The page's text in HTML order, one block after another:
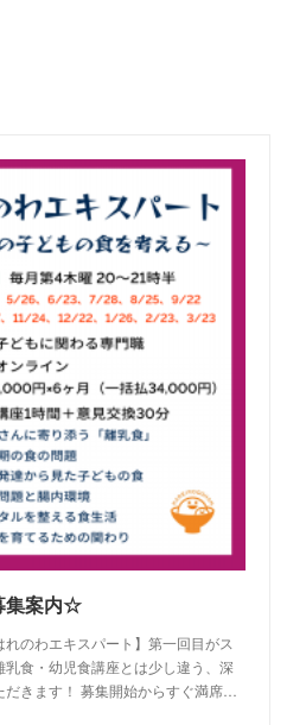
集案内☆
のわエキスパート】第一回目がス
食・幼児食講座とは少し違う、深
きます！ 募集開始からすぐ満席…